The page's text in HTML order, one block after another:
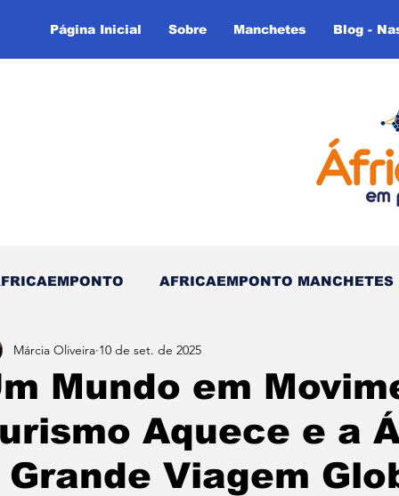
Página Inicial Sobre Manchetes Blog -
AFRICAEMPONTO MANCHETES
do Tempo - (Blog) Nas linhas do Tempo (Blog -
Mundo em
Aquece e a
Grande Viagem
Márcia Oliveira 10 de set. de 2025